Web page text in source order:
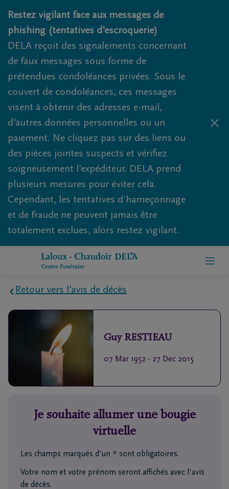
Obituaries.breadcrumbs.SkipLink
Restez vigilant face aux messages de
phishing (tentatives d'escroquerie)
DELA reçoit des signalements concernant
de faux messages sous forme de
prétendues condoléances privées. Sous le
couvert de condoléances, ces messages
visent à obtenir des adresses e-mail,
d'autres données personnelles ou un
paiement. Ne cliquez pas sur des liens ou
des pièces jointes suspects et vérifiez
soigneusement l'expéditeur. DELA prend
plusieurs mesures pour éviter cela.
Cependant, les tentatives d'hameçonnage
et de fraude ne peuvent jamais être
totalement exclues, alors restez vigilant.
Home
Contact
des
Retour vers l'avis de décès
Guy RESTIEAU
07 Mar 1952 - 27 Dec 2015
Je souhaite allumer une bougie
virtuelle
Les champs marqués d'un * sont obligatoires.
Votre nom et votre prénom seront affichés avec l'avis
de décès.